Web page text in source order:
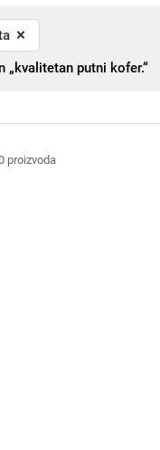
×
putni kofer.“
proizvoda